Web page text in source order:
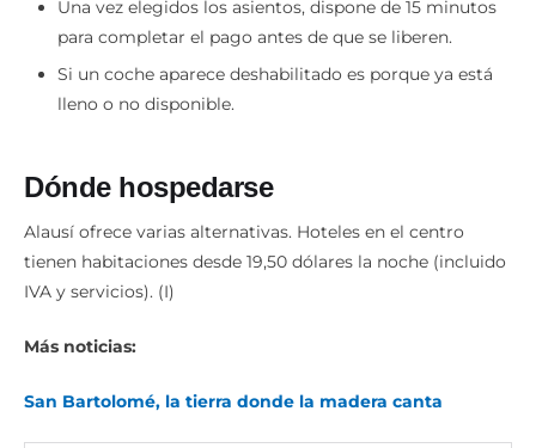
Una vez elegidos los asientos, dispone de 15 minutos
para completar el pago antes de que se liberen.
Si un coche aparece deshabilitado es porque ya está
lleno o no disponible.
Dónde hospedarse
Alausí ofrece varias alternativas. Hoteles en el centro
tienen habitaciones desde 19,50 dólares la noche (incluido
IVA y servicios). (I)
Más noticias:
San Bartolomé, la tierra donde la madera canta